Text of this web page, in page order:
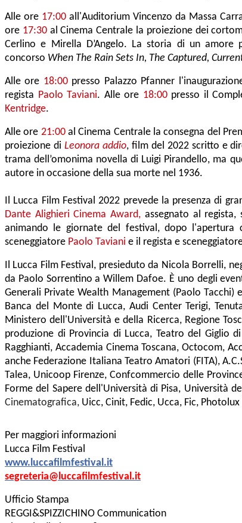
Alle ore 17:00 all'Auditorium Vincenzo da Massa
ore 17:30al Cinema Centrale la proiezione dei
Cerlino e Mirella D’Angelo. La storia di un amore
concorso When The Rain Sets In, The Captured,
Alle ore 18:00 presso Palazzo Pfanner l'in
regista Paolo Taviani. Alle ore 18:00 presso il
Kentridge.
Alle ore 21:00al Cinema Centrale laconsegna del
proiezione di Leonora addio, film del 2022 scritto e
trama dell’omonima novella di Luigi Pirandello, ma
autore in occasione della sua morte nel 1936.
Lucca Film Festival 2022 prevede la presenza di
Dante Alighieri Cinema Award, assegnato al regista,
animando le giornate del festival, dopo
sceneggiatore Paolo Taviani e il regista e
Lucca Film Festival , presieduto da Nicola Borrelli,
da Paolo Sorrentino a Willem Dafoe. È uno degli
Generali Private Wealth Management (Paolo
Banca del Monte di Lucca, Audi Center Terigi,
Ministero dell'Università e della Ricerca, Regione
produzione di Provincia di Lucca, Teatro del Giglio
Ragghianti, Accademia Cinema Toscana, Octocom,
anche Federazione Italiana Teatro Amatori (FITA),
Talea, Unicoop Firenze, Confcommercio delle
Forme del Sapere dell'Università di Pisa, Università
Cinematografica, Uicc, Cinit, Fedic, Ucca, Fic,
Per maggiori informazioni
Lucca Film Festival
www.luccafilmfestival.it
segreteria@luccafilmfestival.it
Ufficio Stampa
REGGI&SPIZZICHINO Communication